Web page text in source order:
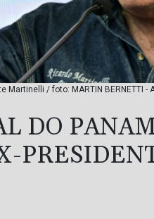
/ foto: MARTIN BERNETTI -
DO